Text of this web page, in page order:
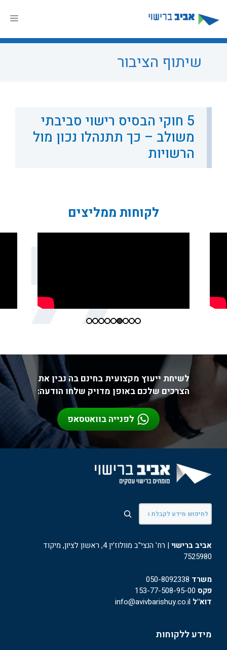
לתוכן
שיתוף הציבור
5 חוקי הבסיס רישוי סביבתי
משולב – כך תתנהלו נכון מול
הרשויות
לקוחות ממליצים
לשיחת ייעוץ מקצועית בחינם בה נבין את
הצרכים שלכם באופן מדויק שלחו הודעה:
לפנייה בוואטסאפ
חיפוש
אביב ברישוי
| רח' הנצי"ב מוולוז'ין 4, ראשון לציון, מיקוד
7525980
משרד 050-8092338
פקס
דוא"ל
מידע ללקוחות